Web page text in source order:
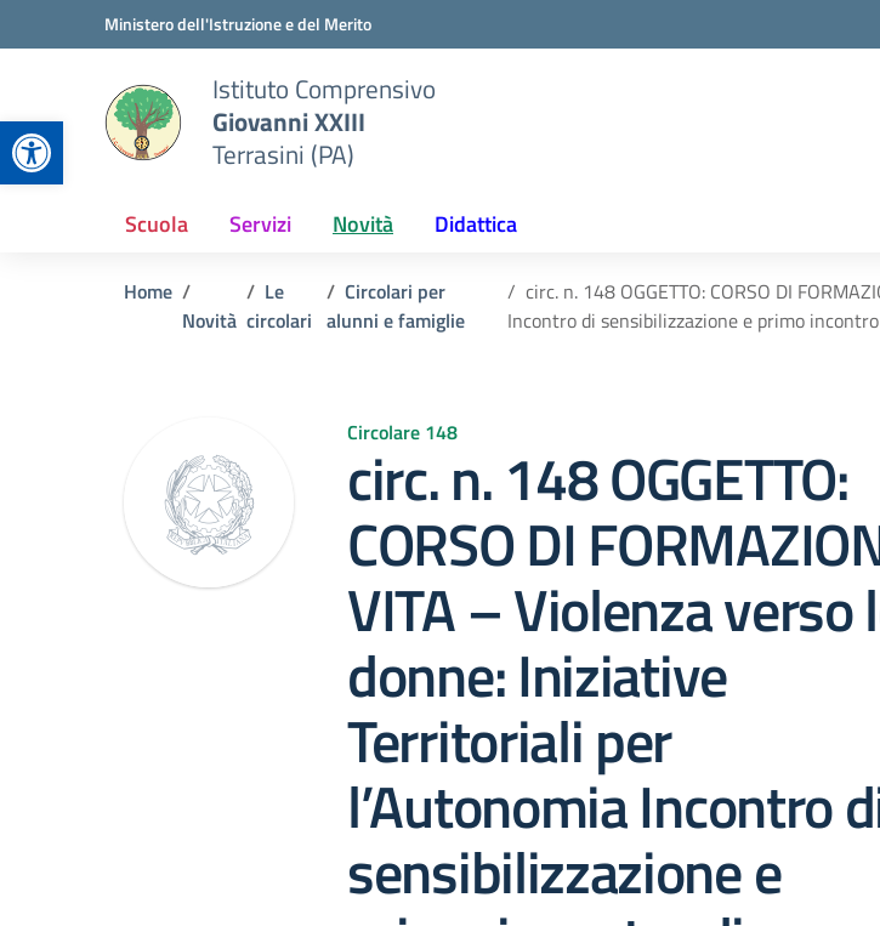
Apri la barra degli strumenti
Vai ai contenuti
Vai al menu di navigazioneMinistero dell'Istruzione e del Merito
Istituto Comprensivo
Giovanni XXIII
Terrasini (PA)
Scuola Servizi Novità Didattica
Home
Novità
Le
circolari
Circolari per
alunni e famiglie
circ. n. 148 OGGETTO: CORSO DI
Incontro di sensibilizzazione e primo
Circolare 148
circ. n. 148 OGGETTO:
CORSO DI
VITA – Violenza verso
donne: Iniziative
Territoriali per
l’Autonomia Incontro
sensibilizzazione e